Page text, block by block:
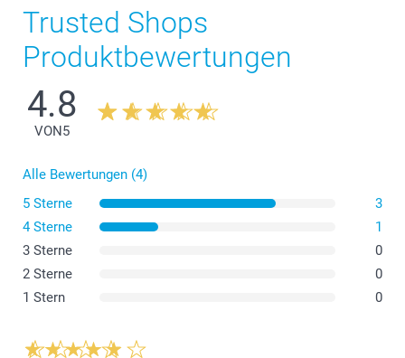
Trusted Shops
Produktbewertungen
4.8
VON5
Alle Bewertungen (4)
5 Sterne
3
4 Sterne
1
3 Sterne
0
2 Sterne
0
1 Stern
0